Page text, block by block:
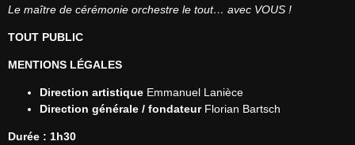
Le maître de cérémonie orchestre le tout… avec VOUS !
TOUT PUBLIC
MENTIONS LÉGALES
Direction artistique Emmanuel Lanièce
Direction générale / fondateurFlorian Bartsch
Durée : 1h30